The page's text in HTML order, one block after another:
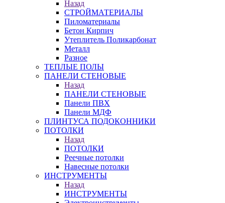
Назад
СТРОЙМАТЕРИАЛЫ
Пиломатериалы
Бетон Кирпич
Утеплитель Поликарбонат
Металл
Разное
ТЕПЛЫЕ ПОЛЫ
ПАНЕЛИ СТЕНОВЫЕ
Назад
ПАНЕЛИ СТЕНОВЫЕ
Панели ПВХ
Панели МДФ
ПЛИНТУСА ПОДОКОННИКИ
ПОТОЛКИ
Назад
ПОТОЛКИ
Реечные потолки
Навесные потолки
ИНСТРУМЕНТЫ
Назад
ИНСТРУМЕНТЫ